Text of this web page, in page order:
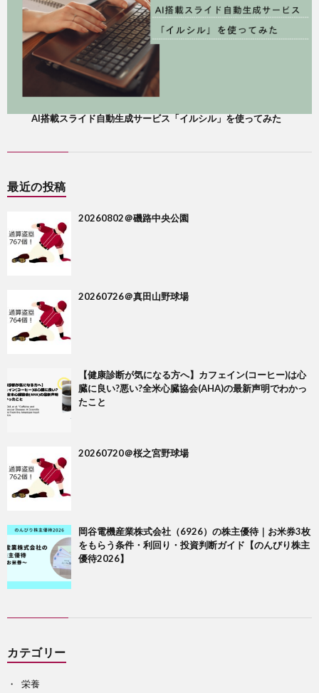
AI搭載スライド自動生成サービス「イルシル」を使ってみた
最近の投稿
20260802＠磯路中央公園
20260726＠真田山野球場
【健康診断が気になる方へ】カフェイン(コーヒー)は心
臓に良い?悪い?全米心臓協会(AHA)の最新声明でわかっ
たこと
20260720＠桜之宮野球場
岡谷電機産業株式会社（6926）の株主優待｜お米券3枚
をもらう条件・利回り・投資判断ガイド【のんびり株主
優待2026】
カテゴリー
栄養